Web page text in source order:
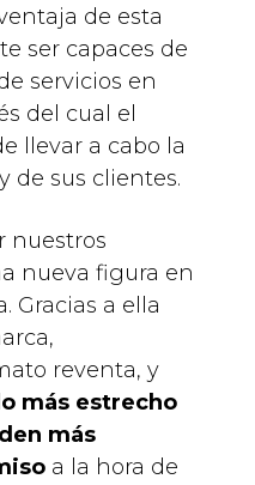
de esta
ser capaces de
servicios en
del cual el
llevar a cabo la
de sus clientes.
nuestros
nueva figura en
Gracias a ella
reventa, y
más estrecho
más
a la hora de